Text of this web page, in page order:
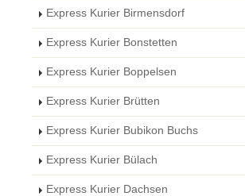
Express Kurier Birmensdorf
Express Kurier Bonstetten
Express Kurier Boppelsen
Express Kurier Brütten
Express Kurier Bubikon Buchs
Express Kurier Bülach
Express Kurier Dachsen